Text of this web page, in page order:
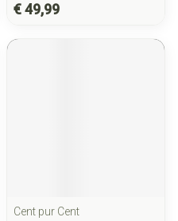
€ 49,99
Cent pur Cent